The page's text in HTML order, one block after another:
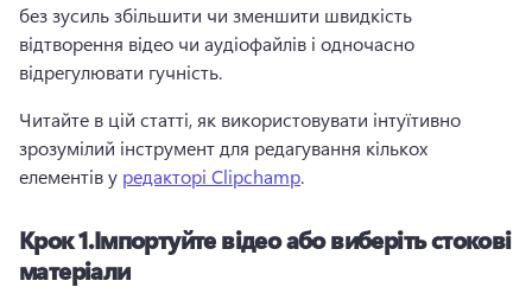
без зусиль збільшити чи зменшити швидкість
відтворення відео чи аудіофайлів і одночасно
відрегулювати гучність.
Читайте в цій статті, як використовувати інтуїтивно
зрозумілий інструмент для редагування кількох
елементів у редакторі Clipchamp.
Крок 1.Імпортуйте відео або виберіть стокові
матеріали